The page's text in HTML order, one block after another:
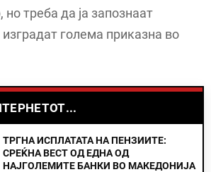
но треба да ја запознаат
голема приказна во
ТРГНА ИСПЛАТАТА НА ПЕНЗИИТЕ:
СРЕЌНА ВЕСТ ОД ЕДНА ОД
НАЈГОЛЕМИТЕ БАНКИ ВО МАКЕДОНИЈА